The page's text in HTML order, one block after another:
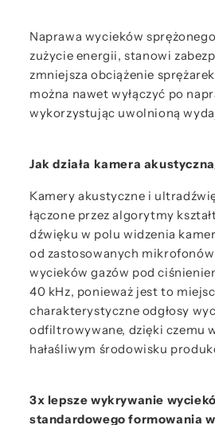
Naprawa wycieków
zużycie energii, stanowi
zmniejsza obciążenie
można nawet wyłączyć po
wykorzystując uwolnioną
Jak działa kamera
Kamery akustyczne i
łączone przez algorytmy
dźwięku w polu widzenia
od zastosowanych
wycieków gazów pod
40 kHz, ponieważ jest to
charakterystyczne odgłosy
odfiltrowywane, dzięki czemu
hałaśliwym środowisku
3x lepsze wykrywanie
standardowego formowania